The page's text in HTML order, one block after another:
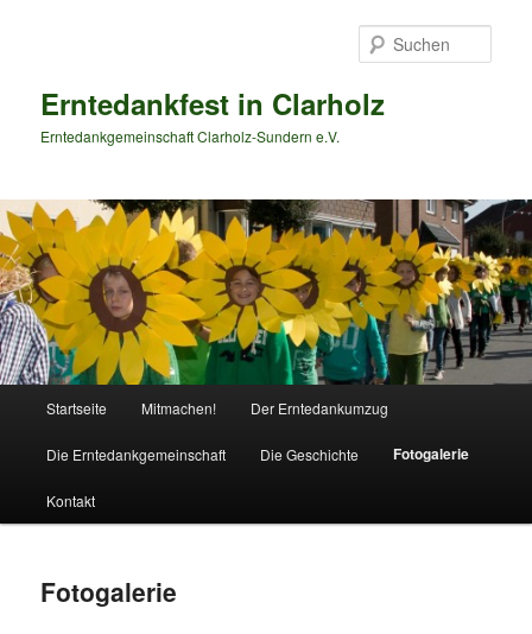
Erntedankfest in Clarholz
Erntedankgemeinschaft Clarholz-Sundern e.V.
Startseite Mitmachen! Der Erntedankumzug
Die Erntedankgemeinschaft Die Geschichte Fotogalerie
Kontakt
Fotogalerie